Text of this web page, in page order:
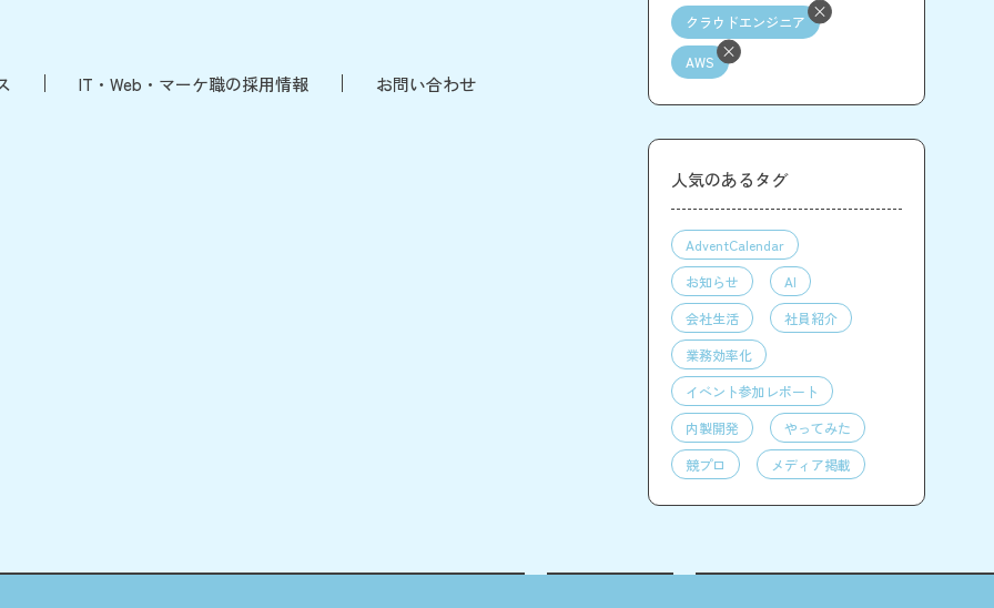
IT・Web・マーケ職の採用情報 お問い合わせ
クラウドエンジニア
AWS
人気のあるタグ
AdventCalendar
お知らせ
AI
会社生活
社員紹介
業務効率化
イベント参加レポート
内製開発
やってみた
競プロ
メディア掲載